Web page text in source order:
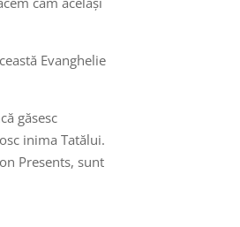
Evanghelie
găsesc
inima Tatălui.
Presents, sunt